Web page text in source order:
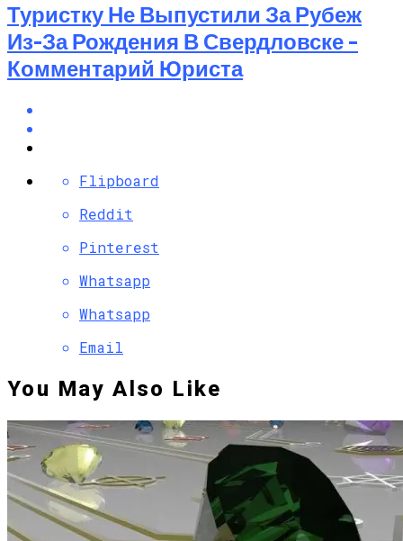
Туристку Не Выпустили За Рубеж
Из-За Рождения В Свердловске –
Комментарий Юриста
Flipboard
Reddit
Pinterest
Whatsapp
Whatsapp
Email
You May Also Like